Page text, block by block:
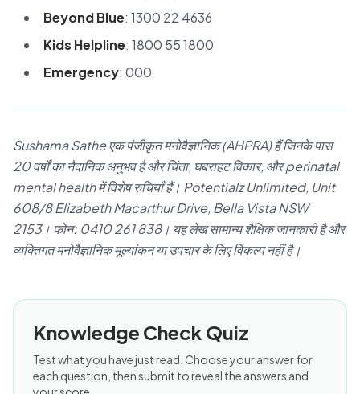
Beyond Blue: 1300 22 4636
Kids Helpline: 1800 55 1800
Emergency: 000
Sushama Sathe एक पंजीकृत मनोवैज्ञानिक (AHPRA) हैं जिनके पास
20 वर्षों का नैदानिक अनुभव है और चिंता, घबराहट विकार, और perinatal
mental health में विशेष रुचियाँ हैं। Potentialz Unlimited, Unit
608/8 Elizabeth Macarthur Drive, Bella Vista NSW
2153। फोन: 0410 261 838। यह लेख सामान्य शैक्षिक जानकारी है और
व्यक्तिगत मनोवैज्ञानिक मूल्यांकन या उपचार के लिए विकल्प नहीं है।
Knowledge Check Quiz
Test what you have just read. Choose your answer for
each question, then submit to reveal the answers and